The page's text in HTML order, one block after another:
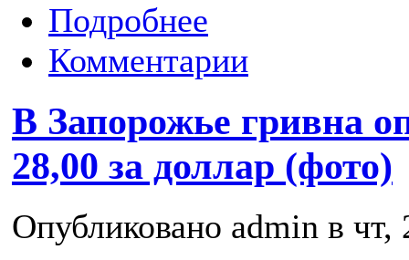
Подробнее
Комментарии
В Запорожье гривна
28,00 за доллар (фото)
Опубликовано admin в